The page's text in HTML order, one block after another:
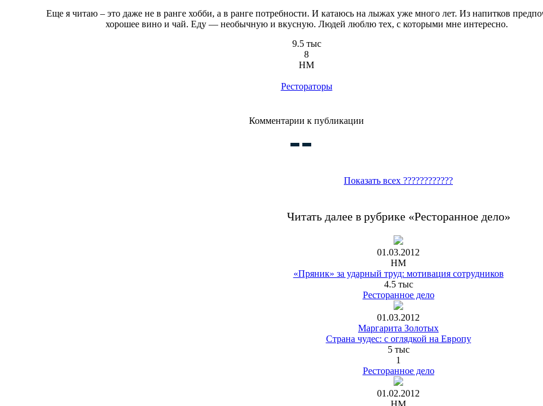
Еще я читаю – это даже не в ранге хобби, а в ранге потребности. И катаюсь на лыжах уже много лет. Из напитков
хорошее вино и чай. Еду — необычную и вкусную. Людей люблю тех, с которыми мне интересно.
9.5 тыс
8
НМ
Рестораторы
Комментарии к публикации
Показать всех ????????????
Читать далее в рубрике «Ресторанное дело»
01.03.2012
НМ
«Пряник» за ударный труд: мотивация сотрудников
4.5 тыс
Ресторанное дело
01.03.2012
Маргарита Золотых
Страна чудес: с оглядкой на Европу
5 тыс
1
Ресторанное дело
01.02.2012